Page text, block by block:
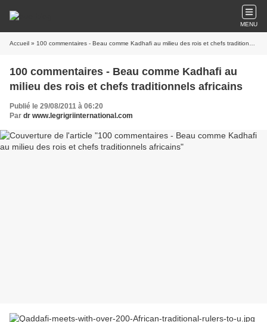
MENU
Accueil » 100 commentaires - Beau comme Kadhafi au milieu des rois et chefs traditionnels africains
100 commentaires - Beau comme Kadhafi au
milieu des rois et chefs traditionnels africains
Publié le 29/08/2011 à 06:20
Par dr www.legrigriinternational.com